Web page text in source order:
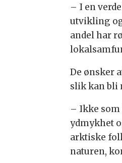
– I en
utvikling
andel har
De ønsker
slik kan bli
– Ikke
ydmykhet
arktiske
naturen,